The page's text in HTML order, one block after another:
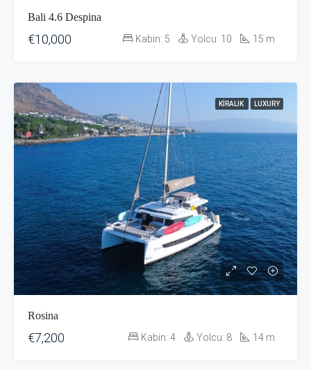
Bali 4.6 Despina
€10,000 Kabin: 5 Yolcu: 10 15 m
KIRALIK LUXURY
Rosina
€7,200 Kabin: 4 Yolcu: 8 14 m